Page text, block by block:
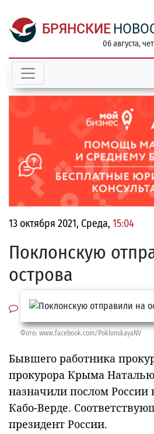
БРЯНСКИЕ
06 августа,
13 октября 2021, Среда, 15:04
Поклонскую
острова
Фото: www.facebook.com/PoklonskayaNV
Бывшего работника
прокурора Крыма
назначили послом России
Кабо-Верде.
президент России.